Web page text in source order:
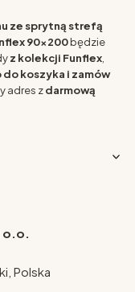
ze sprytną strefą
90x200będzie
z kolekcji Funflex
do koszyka i zamów
adres zdarmową
o.o.
Polska